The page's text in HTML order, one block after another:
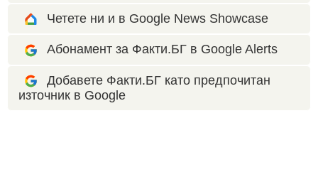
Четете ни и в Google News Showcase
Абонамент за Факти.БГ в Google Alerts
Добавете Факти.БГ като предпочитан
източник в Google